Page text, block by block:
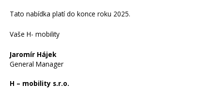
Tato nabídka platí do konce roku 2025.
Vaše H- mobility
Jaromír Hájek
General Manager
H – mobility s.r.o.